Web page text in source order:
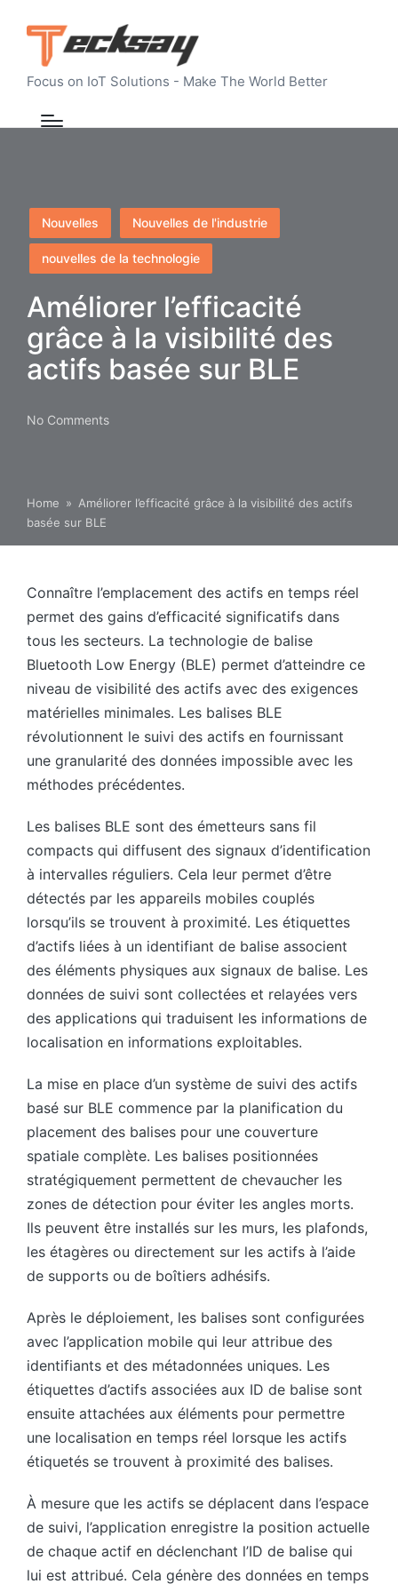
Focus on IoT Solutions - Make The World Better
Posted
in
Nouvelles Nouvelles de l'industrie
nouvelles de la technologie
Améliorer l’efficacité
grâce à la visibilité des
actifs basée sur BLE
No Comments
Home » Améliorer l’efficacité grâce à la visibilité des actifs
basée sur BLE
Connaître l’emplacement des actifs en temps réel
permet des gains d’efficacité significatifs dans
tous les secteurs. La technologie de balise
Bluetooth Low Energy (BLE) permet d’atteindre ce
niveau de visibilité des actifs avec des exigences
matérielles minimales. Les balises BLE
révolutionnent le suivi des actifs en fournissant
une granularité des données impossible avec les
méthodes précédentes.
Les balises BLE sont des émetteurs sans fil
compacts qui diffusent des signaux d’identification
à intervalles réguliers. Cela leur permet d’être
détectés par les appareils mobiles couplés
lorsqu’ils se trouvent à proximité. Les étiquettes
d’actifs liées à un identifiant de balise associent
des éléments physiques aux signaux de balise. Les
données de suivi sont collectées et relayées vers
des applications qui traduisent les informations de
localisation en informations exploitables.
La mise en place d’un système de suivi des actifs
basé sur BLE commence par la planification du
placement des balises pour une couverture
spatiale complète. Les balises positionnées
stratégiquement permettent de chevaucher les
zones de détection pour éviter les angles morts.
Ils peuvent être installés sur les murs, les plafonds,
les étagères ou directement sur les actifs à l’aide
de supports ou de boîtiers adhésifs.
Après le déploiement, les balises sont configurées
avec l’application mobile qui leur attribue des
identifiants et des métadonnées uniques. Les
étiquettes d’actifs associées aux ID de balise sont
ensuite attachées aux éléments pour permettre
une localisation en temps réel lorsque les actifs
étiquetés se trouvent à proximité des balises.
À mesure que les actifs se déplacent dans l’espace
de suivi, l’application enregistre la position actuelle
de chaque actif en déclenchant l’ID de balise qui
lui est attribué. Cela génère des données en temps